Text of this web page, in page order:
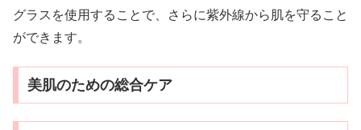
グラスを使用することで、さらに紫外線から肌を守ること
ができます。
美肌のための総合ケア